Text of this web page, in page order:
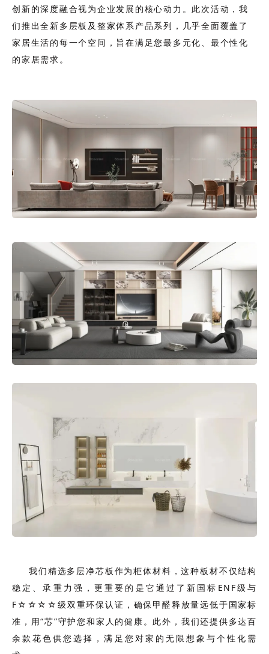
创新的深度融合视为企业发展的核心动力。此次活动，我
们推出全新多层板及整家体系产品系列，几乎全面覆盖了
家居生活的每一个空间，旨在满足您最多元化、最个性化
的家居需求。
我们精选多层净芯板作为柜体材料，这种板材不仅结构
稳定、承重力强，更重要的是它通过了新国标ENF级与
F☆☆☆☆级双重环保认证，确保甲醛释放量远低于国家标
准，用“芯”守护您和家人的健康。此外，我们还提供多达百
余款花色供您选择，满足您对家的无限想象与个性化需